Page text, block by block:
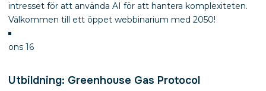
intresset för att använda AI för att hantera komplexiteten.
Välkommen till ett öppet webbinarium med 2050!
ons 16
Utbildning: Greenhouse Gas Protocol